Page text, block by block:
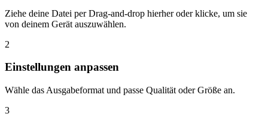
Ziehe deine Datei per Drag-and-drop hierher oder klicke, um sie
von deinem Gerät auszuwählen.
2
Einstellungen anpassen
Wähle das Ausgabeformat und passe Qualität oder Größe an.
3